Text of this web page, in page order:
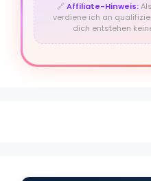
🔗Affiliate-Hinweis:
verdiene ich an
dich entstehen